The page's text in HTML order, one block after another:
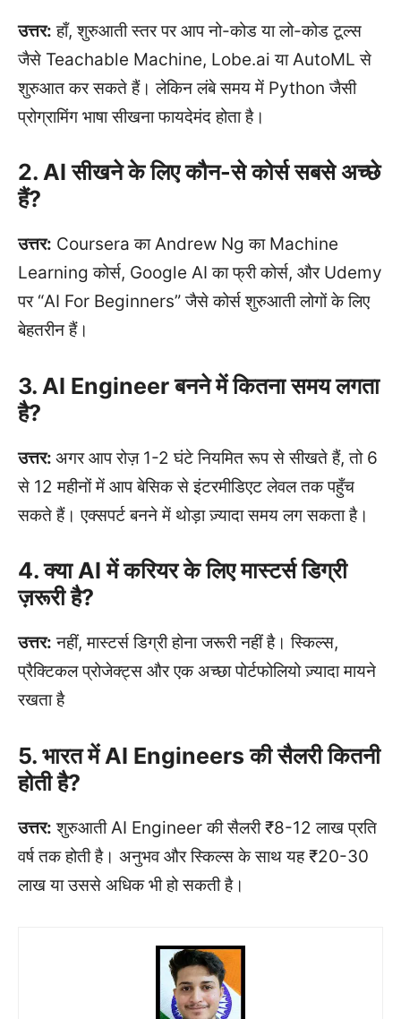
उत्तर: हाँ, शुरुआती स्तर पर आप नो-कोड या लो-कोड टूल्स
जैसे Teachable Machine, Lobe.ai या AutoML से
शुरुआत कर सकते हैं। लेकिन लंबे समय में Python जैसी
प्रोग्रामिंग भाषा सीखना फायदेमंद होता है।
2. AI सीखने के लिए कौन-से कोर्स सबसे अच्छे
हैं?
उत्तर: Coursera का Andrew Ng का Machine
Learning कोर्स, Google AI का फ्री कोर्स, और Udemy
पर “AI For Beginners” जैसे कोर्स शुरुआती लोगों के लिए
बेहतरीन हैं।
3. AI Engineer बनने में कितना समय लगता
है?
उत्तर: अगर आप रोज़ 1-2 घंटे नियमित रूप से सीखते हैं, तो 6
से 12 महीनों में आप बेसिक से इंटरमीडिएट लेवल तक पहुँच
सकते हैं। एक्सपर्ट बनने में थोड़ा ज़्यादा समय लग सकता है।
4. क्या AI में करियर के लिए मास्टर्स डिग्री
ज़रूरी है?
उत्तर: नहीं, मास्टर्स डिग्री होना जरूरी नहीं है। स्किल्स,
प्रैक्टिकल प्रोजेक्ट्स और एक अच्छा पोर्टफोलियो ज़्यादा मायने
रखता है
5. भारत में AI Engineers की सैलरी कितनी
होती है?
उत्तर: शुरुआती AI Engineer की सैलरी ₹8-12 लाख प्रति
वर्ष तक होती है। अनुभव और स्किल्स के साथ यह ₹20-30
लाख या उससे अधिक भी हो सकती है।